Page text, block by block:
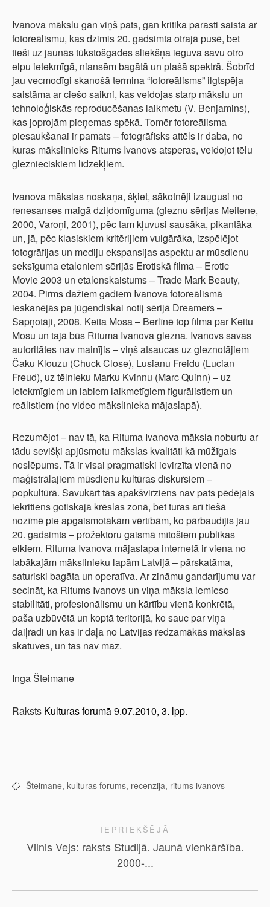
Ivanova mākslu gan viņš pats, gan kritika parasti saista ar
fotoreālismu, kas dzimis 20. gadsimta otrajā pusē, bet
tieši uz jaunās tūkstošgades sliekšņa ieguva savu otro
elpu ietekmīgā, niansēm bagātā un plašā spektrā. Šobrīd
jau vecmodīgi skanošā termina “fotoreālisms” ilgtspēja
saistāma ar ciešo saikni, kas veidojas starp mākslu un
tehnoloģiskās reproducēšanas laikmetu (V. Benjamins),
kas joprojām pieņemas spēkā. Tomēr fotoreālisma
piesaukšanai ir pamats – fotogrāfisks attēls ir daba, no
kuras mākslinieks Ritums Ivanovs atsperas, veidojot tēlu
gleznieciskiem līdzekļiem.
Ivanova mākslas noskaņa, šķiet, sākotnēji izaugusi no
renesanses maigā dziļdomīguma (gleznu sērijas Meitene,
2000, Varoņi, 2001), pēc tam kļuvusi sausāka, pikantāka
un, jā, pēc klasiskiem kritērijiem vulgārāka, izspēlējot
fotogrāfijas un mediju ekspansijas aspektu ar mūsdienu
seksīguma etaloniem sērijās Erotiskā filma – Erotic
Movie 2003 un etalonskaistums – Trade Mark Beauty,
2004. Pirms dažiem gadiem Ivanova fotoreālismā
ieskanējās pa jūgendiskai notij sērijā Dreamers –
Sapņotāji, 2008. Keita Mosa – Berlīnē top filma par Keitu
Mosu un tajā būs Rituma Ivanova glezna. Ivanovs savas
autoritātes nav mainījis – viņš atsaucas uz gleznotājiem
Čaku Klouzu (Chuck Close), Lusianu Freidu (Lucian
Freud), uz tēlnieku Marku Kvinnu (Marc Quinn) – uz
ietekmīgiem un labiem laikmetīgiem figurālistiem un
reālistiem (no video mākslinieka mājaslapā).
Rezumējot – nav tā, ka Rituma Ivanova māksla noburtu ar
tādu sevišķi apjūsmotu mākslas kvalitāti kā mūžīgais
noslēpums. Tā ir visai pragmatiski ievirzīta vienā no
maģistrālajiem mūsdienu kultūras diskursiem –
popkultūrā. Savukārt tās apakšvirziens nav pats pēdējais
iekritiens gotiskajā krēslas zonā, bet turas arī tiešā
nozīmē pie apgaismotākām vērtībām, ko pārbaudījis jau
20. gadsimts – prožektoru gaismā mītošiem publikas
elkiem. Rituma Ivanova mājaslapa internetā ir viena no
labākajām mākslinieku lapām Latvijā – pārskatāma,
saturiski bagāta un operatīva. Ar zināmu gandarījumu var
secināt, ka Ritums Ivanovs un viņa māksla iemieso
stabilitāti, profesionālismu un kārtību vienā konkrētā,
paša uzbūvētā un koptā teritorijā, ko sauc par viņa
daiļradi un kas ir daļa no Latvijas redzamākās mākslas
skatuves, un tas nav maz.
Inga Šteimane
Raksts Kulturas forumā 9.07.2010, 3. lpp.
Šteimane, kulturas forums, recenzija, ritums ivanovs
IEPRIEKŠĒJĀ
Vilnis Vejs: raksts Studijā. Jaunā vienkāršība.
2000-...